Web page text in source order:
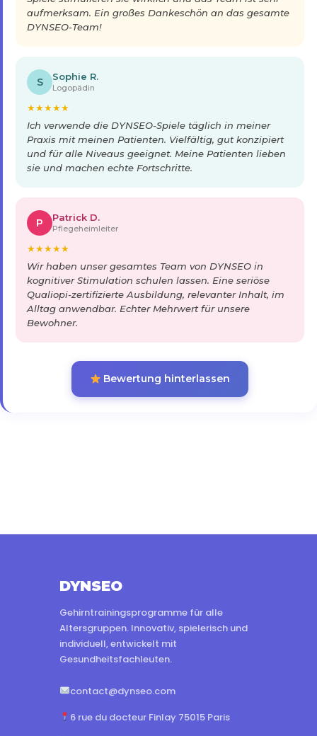
aufmerksam. Ein großes Dankeschön an das gesamte
DYNSEO-Team!
S Sophie R.
Logopädin
★★★★★
Ich verwende die DYNSEO-Spiele täglich in meiner
Praxis mit meinen Patienten. Vielfältig, gut konzipiert
und für alle Niveaus geeignet. Meine Patienten lieben
sie und machen echte Fortschritte.
P Patrick D.
Pflegeheimleiter
★★★★★
Wir haben unser gesamtes Team von DYNSEO in
kognitiver Stimulation schulen lassen. Eine seriöse
Qualiopi-zertifizierte Ausbildung, relevanter Inhalt, im
Alltag anwendbar. Echter Mehrwert für unsere
Bewohner.
Bewertung hinterlassen
DYNSEO
Gehirntrainingsprogramme für alle
Altersgruppen. Innovativ, spielerisch und
individuell, entwickelt mit
Gesundheitsfachleuten.
contact@dynseo.com
6 rue du docteur Finlay 75015 Paris